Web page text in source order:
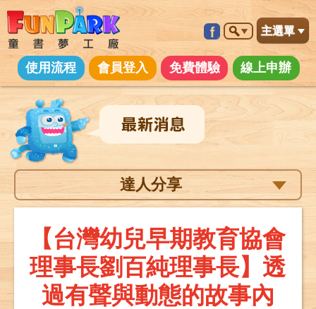
主選單
線上申辦
免費體驗
會員登入
使用流程
達人分享
【台灣幼兒早期教育協會
理事長劉百純理事長】透
過有聲與動態的故事內